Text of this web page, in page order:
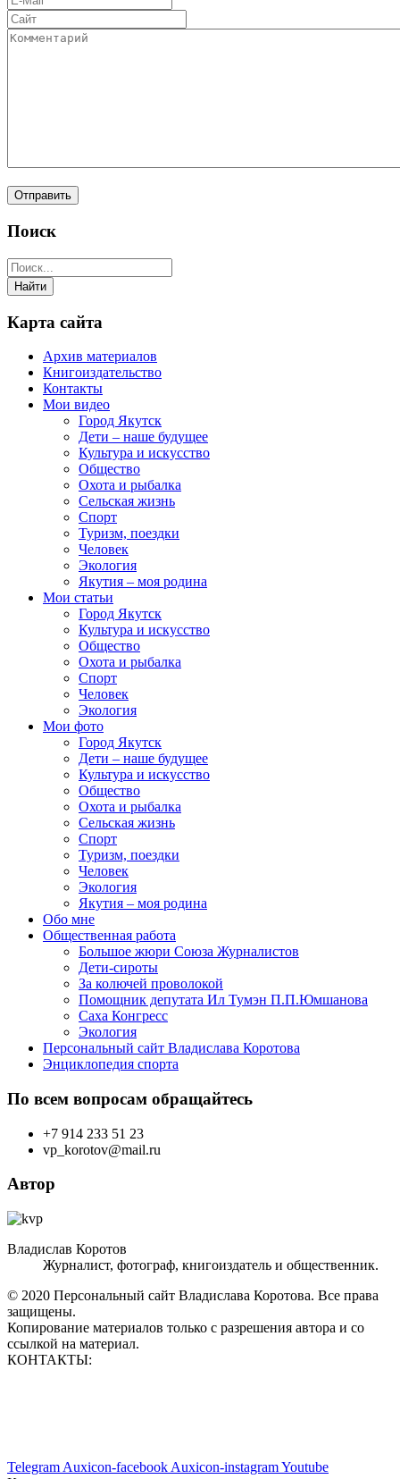
Поиск
Карта сайта
Архив материалов
Книгоиздательство
Контакты
Мои видео
Город Якутск
Дети – наше будущее
Культура и искусство
Общество
Охота и рыбалка
Сельская жизнь
Спорт
Туризм, поездки
Человек
Экология
Якутия – моя родина
Мои статьи
Город Якутск
Культура и искусство
Общество
Охота и рыбалка
Спорт
Человек
Экология
Мои фото
Город Якутск
Дети – наше будущее
Культура и искусство
Общество
Охота и рыбалка
Сельская жизнь
Спорт
Туризм, поездки
Человек
Экология
Якутия – моя родина
Обо мне
Общественная работа
Большое жюри Союза Журналистов
Дети-сироты
За колючей проволокой
Помощник депутата Ил Тумэн П.П.Юмшанова
Саха Конгресс
Экология
Персональный сайт Владислава Коротова
Энциклопедия спорта
По всем вопросам обращайтесь
+7 914 233 51 23
vp_korotov@mail.ru
Автор
Владислав Коротов
Журналист, фотограф, книгоиздатель и общественник.
© 2020 Персональный сайт Владислава Коротова. Все права
защищены.
Копирование материалов только с разрешения автора и со
ссылкой на материал.
КОНТАКТЫ:
Telegram Auxicon-facebook Auxicon-instagramYoutube